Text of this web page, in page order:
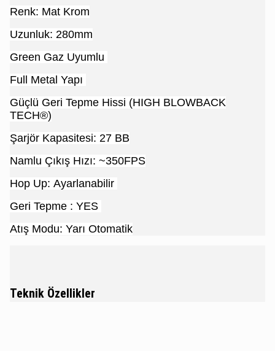
Renk: Mat Krom
Uzunluk: 280mm
Green Gaz Uyumlu
Full Metal Yapı
Güçlü Geri Tepme Hissi (HIGH BLOWBACK
TECH®)
Şarjör Kapasitesi: 27 BB
Namlu Çıkış Hızı: ~350FPS
Hop Up: Ayarlanabilir
Geri Tepme : YES
Atış Modu: Yarı Otomatik
Teknik Özellikler